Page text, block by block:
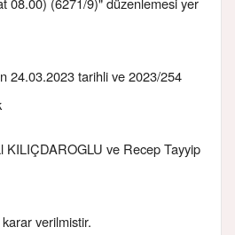
24.03.2023 tarihli ve 2023/254
KILIÇDAROGLU ve Recep Tayyip
verilmistir.